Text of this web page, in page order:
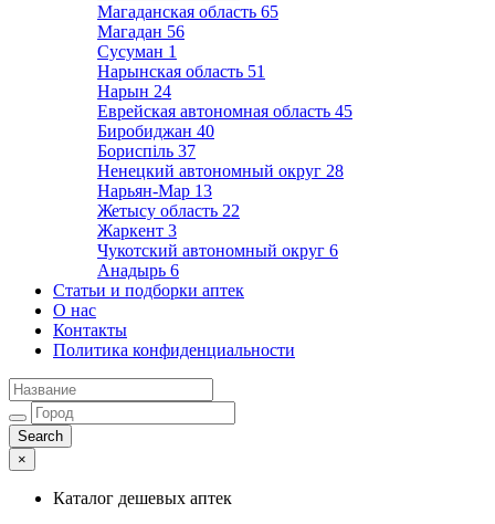
Магаданская область 65
Магадан 56
Сусуман 1
Нарынская область 51
Нарын 24
Еврейская автономная область 45
Биробиджан 40
Бориспіль 37
Ненецкий автономный округ 28
Нарьян-Мар 13
Жетысу область 22
Жаркент 3
Чукотский автономный округ 6
Анадырь 6
Статьи и подборки аптек
О нас
Контакты
Политика конфиденциальности
×
Каталог дешевых аптек